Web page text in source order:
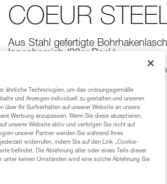
COEUR
Aus Stahl gefertigte
Innenbereich (20er-Pack)
Bohrhakenlasche aus Stahl zur Verwendung
Einen Händler finden
ähnliche Technologien, um das ordnungsgemäße
und Anzeigen individuell zu gestalten und unseren
über Ihr Surfverhalten auf unserer Website an unsere
Werbung anzupassen. Wenn Sie diese akzeptieren,
unserer Website aktiv und verfolgen Sie nicht auf
unserer Partner werden Sie während Ihres
widerrufen, indem Sie auf den Link „Cookie-
befindet. Die Ablehnung aller oder eines Teils dieser
keinen Umständen wird eine solche Ablehnung Sie